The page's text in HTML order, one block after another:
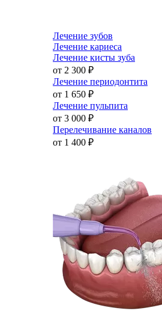
Лечение зубов
Лечение кариеса
Лечение кисты зуба
от 2 300 ₽
Лечение периодонтита
от 1 650 ₽
Лечение пульпита
от 3 000 ₽
Перелечивание каналов
от 1 400 ₽